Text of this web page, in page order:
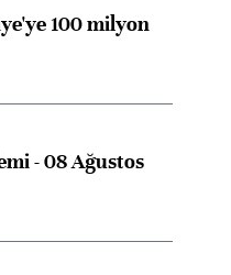
100 milyon
- 08 Ağustos